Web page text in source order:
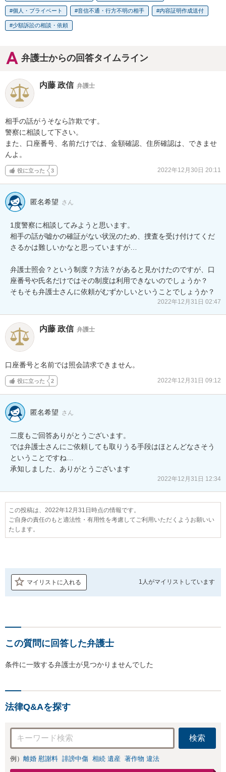
個人・プライベート 音信不通・行方不明の相手 内容証明作成送付
少額訴訟の相談・依頼
弁護士からの回答タイムライン
内藤 政信 弁護士
相手の話がうそなら詐欺です。
警察に相談して下さい。
また、口座番号、名前だけでは、金額確認、住所確認は、できませ
んよ。
役に立った 3 2022年12月30日 20:11
匿名希望 さん
1度警察に相談してみようと思います。
相手の話が嘘かの確証がない状況のため、捜査を受け付けてくだ
さるかは難しいかなと思っていますが…
弁護士照会？という制度？方法？があると見かけたのですが、口
座番号や氏名だけではその制度は利用できないのでしょうか？
そもそも弁護士さんに依頼がむずかしいということでしょうか？
2022年12月31日 02:47
内藤 政信 弁護士
口座番号と名前では照会請求できません。
役に立った 2 2022年12月31日 09:12
匿名希望 さん
二度もご回答ありがとうございます。
では弁護士さんにご依頼しても取りうる手段はほとんどなさそう
ということですね…
承知しました、ありがとうございます
2022年12月31日 12:34
この投稿は、2022年12月31日時点の情報です。
ご自身の責任のもと適法性・有用性を考慮してご利用いただくようお願いい
たします。
マイリストに入れる 1人がマイリストしています
この質問に回答した弁護士
条件に一致する弁護士が見つかりませんでした
法律Q&Aを探す
検索
例） 離婚 慰謝料 誹謗中傷 相続 遺産 著作物 違法